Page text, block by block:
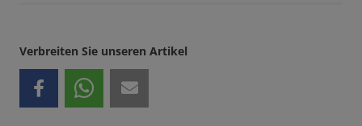
Verbreiten Sie unseren Artikel